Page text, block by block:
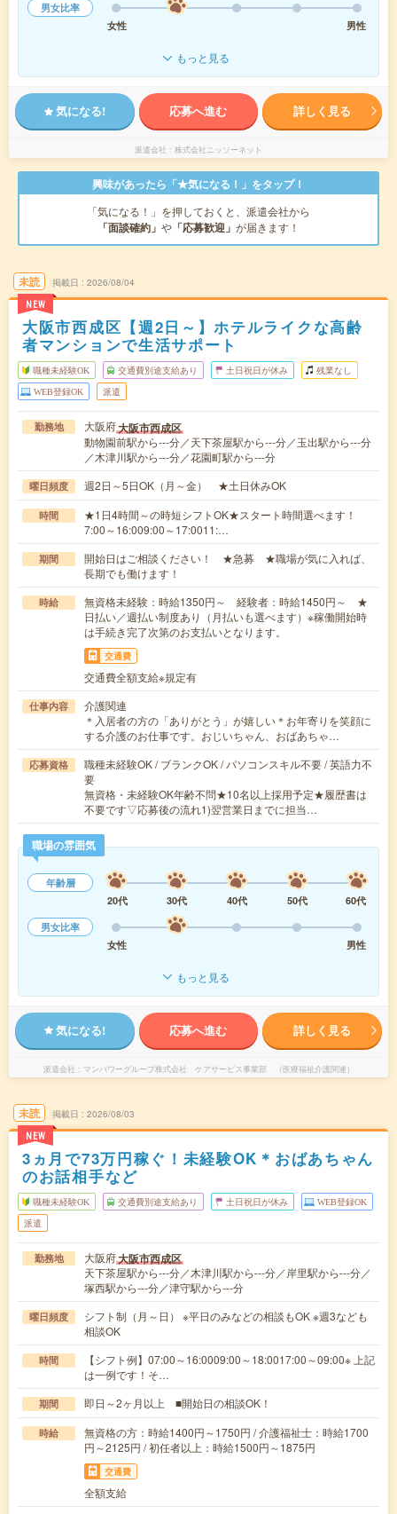
男女比率
女性
男性
もっと見る
気になる! 応募へ進む 詳しく見る
派遣会社 株式会社ニッソーネット
興味があったら「★気になる！」をタップ！
「気になる！」を押しておくと、派遣会社から
「面談確約」 や 「応募歓迎」 が届きます！
未読
NEW
掲載日 2026/08/04
大阪市西成区【週2日～】ホテルライクな高齢
者マンションで生活サポート
職種未経験OK 交通費別途支給あり 土日祝日が休み 残業なし
WEB登録OK 派遣
勤務地 大阪府大阪市西成区
動物園前駅から---分／天下茶屋駅から---分／玉出駅から---分
／木津川駅から---分／花園町駅から---分
曜日頻度 週2日～5日OK（月～金） ★土日休みOK
時間
★1日4時間～の時短シフトOK★スタート時間選べます！
7:00～16:009:00～17:0011:…
期間
開始日はご相談ください！ ★急募 ★職場が気に入れば、
長期でも働けます！
時給
無資格未経験：時給1350円～ 経験者：時給1450円～ ★
日払い／週払い制度あり（月払いも選べます）※稼働開始時
は手続き完了次第のお支払いとなります。
交通費
交通費全額支給※規定有
仕事内容
介護関連
＊入居者の方の「ありがとう」が嬉しい＊お年寄りを笑顔に
する介護のお仕事です。おじいちゃん、おばあちゃ…
応募資格
職種未経験OK / ブランクOK / パソコンスキル不要 / 英語力不
要
無資格・未経験OK年齢不問★10名以上採用予定★履歴書は
不要です▽応募後の流れ1)翌営業日までに担当…
職場の雰囲気
年齢層
20代
30代 40代 50代
60代
男女比率
女性
男性
もっと見る
気になる! 応募へ進む 詳しく見る
派遣会社 マンパワーグループ株式会社 ケアサービス事業部 （医療福祉介護関連）
未読
NEW
掲載日 2026/08/03
3ヵ月で73万円稼ぐ！未経験OK＊おばあちゃん
のお話相手など
職種未経験OK 交通費別途支給あり 土日祝日が休み WEB登録OK
派遣
勤務地 大阪府大阪市西成区
天下茶屋駅から---分／木津川駅から---分／岸里駅から---分／
塚西駅から---分／津守駅から---分
曜日頻度
シフト制（月～日） ※平日のみなどの相談もOK ※週3なども
相談OK
時間
【シフト例】07:00～16:0009:00～18:0017:00～09:00※ 上記
は一例です！そ…
期間 即日～2ヶ月以上 ■開始日の相談OK！
時給
無資格の方：時給1400円～1750円 / 介護福祉士：時給1700
円～2125円 / 初任者以上：時給1500円～1875円
交通費
全額支給